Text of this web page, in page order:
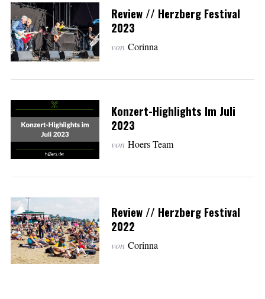
Review // Herzberg Festival
2023
von Corinna
Konzert-Highlights Im Juli
2023
von Hoers Team
Review // Herzberg Festival
2022
von Corinna